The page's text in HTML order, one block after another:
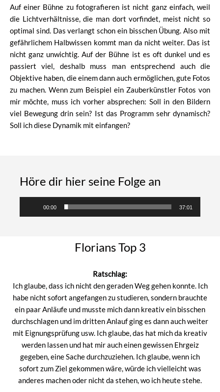
Auf einer Bühne zu fotografieren ist nicht ganz einfach, weil
die Lichtverhältnisse, die man dort vorfindet, meist nicht so
optimal sind. Das verlangt schon ein bisschen Übung. Also mit
gefährlichem Halbwissen kommt man da nicht weiter. Das ist
nicht ganz unwichtig. Auf der Bühne ist es oft dunkel und es
passiert viel, deshalb muss man entsprechend auch die
Objektive haben, die einem dann auch ermöglichen, gute Fotos
zu machen. Wenn zum Beispiel ein Zauberkünstler Fotos von
mir möchte, muss ich vorher absprechen: Soll in den Bildern
viel Bewegung drin sein? Ist das Programm sehr dynamisch?
Soll ich diese Dynamik mit einfangen?
Höre dir hier seine Folge an
00:00 37:01
Florians Top 3
Ratschlag:
Ich glaube, dass ich nicht den geraden Weg gehen konnte. Ich
habe nicht sofort angefangen zu studieren, sondern brauchte
ein paar Anläufe und musste mich dann kreativ ein bisschen
durchschlagen und im dritten Anlauf ging es dann auch weiter
mit Eignungsprüfung usw. Ich glaube, das hat mich da kreativ
werden lassen und hat mir auch einen gewissen Ehrgeiz
gegeben, eine Sache durchzuziehen. Ich glaube, wenn ich
sofort zum Ziel gekommen wäre, würde ich vielleicht was
anderes machen oder nicht da stehen, wo ich heute stehe.